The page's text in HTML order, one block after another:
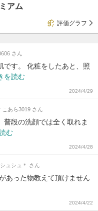
アム
評価グラフ
さん
です。 化粧をしたあと、照
を読む
2024/4/29
こあら3019 さん
段の洗顔では全く取れま
む
2024/4/28
ュシュ＊ さん
あった物教えて頂けません
2024/4/22